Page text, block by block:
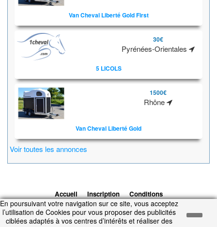
Van Cheval Liberté Gold First
30€
Pyrénées-Orientales
5 LICOLS
1500€
Rhône
Van Cheval Liberté Gold
Voir toutes les annonces
Accueil Inscription
Conditions
d'utilisation
Contacts © 2026 1cheval.com
Ecurie Virtuelle -
Jeu Cheval
En poursuivant votre navigation sur ce site, vous acceptez
l’utilisation de Cookies pour vous proposer des publicités
ciblées adaptés à vos centres d’intérêts et réaliser des